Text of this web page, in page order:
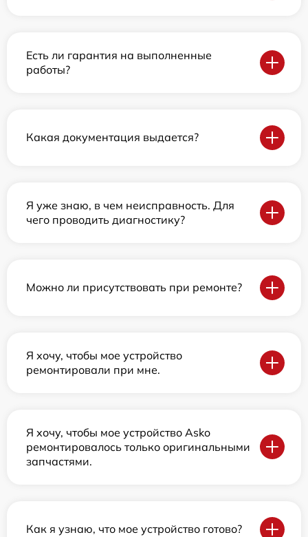
Есть ли гарантия на выполненные
работы?
Какая документация выдается?
Я уже знаю, в чем неисправность. Для
чего проводить диагностику?
Можно ли присутствовать при ремонте?
Я хочу, чтобы мое устройство
ремонтировали при мне.
Я хочу, чтобы мое устройство Asko
ремонтировалось только оригинальными
запчастями.
Как я узнаю, что мое устройство готово?